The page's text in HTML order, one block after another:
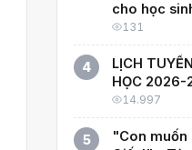
cho học
2026–2027
131
4
LỊCH
HỌC 2026-
14.997
5
"Con muốn